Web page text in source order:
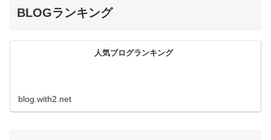
BLOGランキング
人気ブログランキング
blog.with2.net